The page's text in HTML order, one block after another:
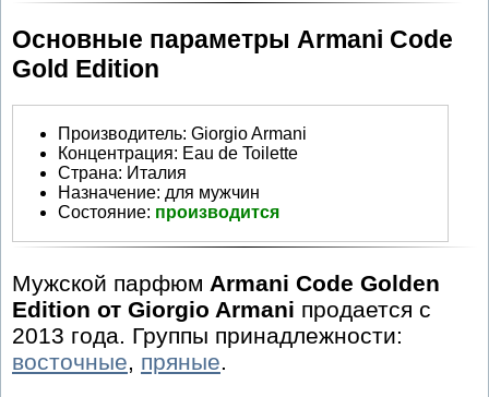
Основные параметры Armani Code
Gold Edition
Производитель: Giorgio Armani
Концентрация: Eau de Toilette
Страна: Италия
Назначение: для мужчин
Состояние: производится
Мужской парфюм Armani Code Golden
Edition от Giorgio Armani продается с
2013 года. Группы принадлежности:
восточные, пряные.